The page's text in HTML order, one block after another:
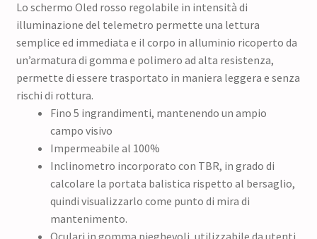
Lo schermo Oled rosso regolabile in intensità di
illuminazione del telemetro permette una lettura
semplice ed immediata e il corpo in alluminio ricoperto da
un’armatura di gomma e polimero ad alta resistenza,
permette di essere trasportato in maniera leggera e senza
rischi di rottura.
Fino 5 ingrandimenti, mantenendo un ampio
campo visivo
Impermeabile al 100%
Inclinometro incorporato con TBR, in grado di
calcolare la portata balistica rispetto al bersaglio,
quindi visualizzarlo come punto di mira di
mantenimento.